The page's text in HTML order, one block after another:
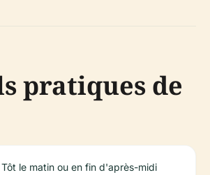
pratiques de
Tôt le matin ou en fin d'après-midi